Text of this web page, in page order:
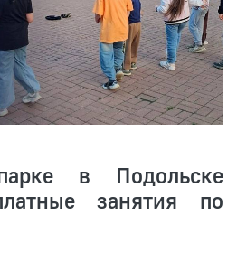
в Подольске
занятия по